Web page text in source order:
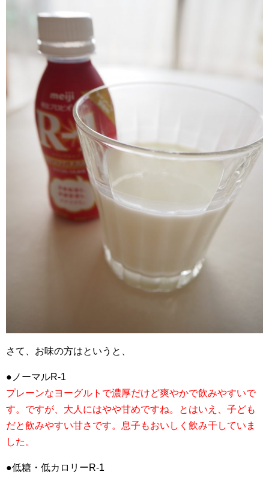
さて、お味の方はというと、
●ノーマルR-1
プレーンなヨーグルトで濃厚だけど爽やかで飲みやすいで
す。ですが、大人にはやや甘めですね。とはいえ、子ども
だと飲みやすい甘さです。息子もおいしく飲み干していま
した。
●低糖・低カロリーR-1